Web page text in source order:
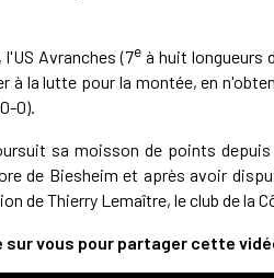
Avranches (7eà huit longueurs
à la lutte pour la montée, en
0).
sa moisson de points
de Biesheim et après avoir
de Thierry Lemaître, le club de la
vous pour partager cette